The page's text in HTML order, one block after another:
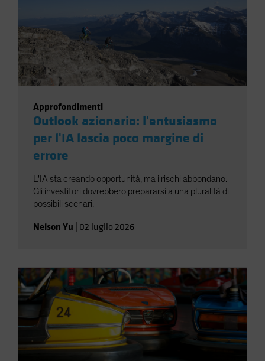
Approfondimenti
Outlook azionario: l'entusiasmo
per l'IA lascia poco margine di
errore
L'IA sta creando opportunità, ma i rischi abbondano.
Gli investitori dovrebbero prepararsi a una pluralità di
possibili scenari.
Nelson Yu 02 luglio 2026